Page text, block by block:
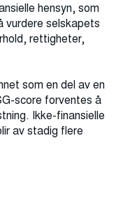
hensyn, som
vurdere selskapets
rettigheter,
som en del av en
score forventes å
Ikke-finansielle
av stadig flere